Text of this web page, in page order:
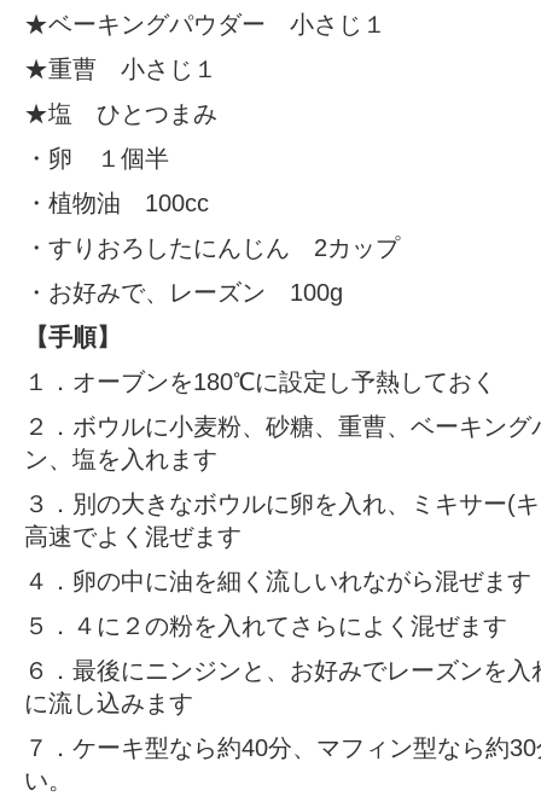
★ベーキングパウダー 小さじ１
★重曹 小さじ１
★塩 ひとつまみ
・卵 １個半
・植物油 100cc
・すりおろしたにんじん 2カップ
・お好みで、レーズン 100g
【手順】
１．オーブンを180℃に設定し予熱しておく
２．ボウルに小麦粉、砂糖、重曹、ベーキン
ン、塩を入れます
３．別の大きなボウルに卵を入れ、ミキサー(
高速でよく混ぜます
４．卵の中に油を細く流しいれながら混ぜます
５．４に２の粉を入れてさらによく混ぜます
６．最後にニンジンと、お好みでレーズンを
に流し込みます
７．ケーキ型なら約40分、マフィン型なら約
い。